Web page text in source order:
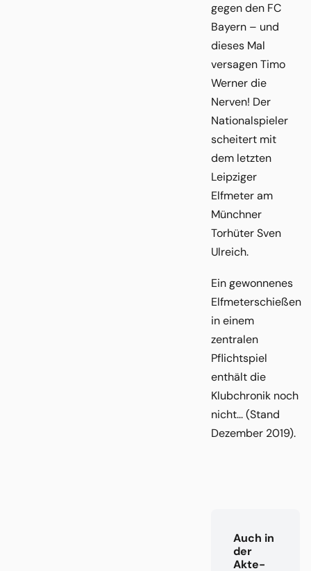
gegen den FC
Bayern – und
dieses Mal
versagen Timo
Werner die
Nerven! Der
Nationalspieler
scheitert mit
dem letzten
Leipziger
Elfmeter am
Münchner
Torhüter Sven
Ulreich.
Ein gewonnenes
Elfmeterschießen
in einem
zentralen
Pflichtspiel
enthält die
Klubchronik noch
nicht... (Stand
Dezember 2019).
Auch in
der
Akte-